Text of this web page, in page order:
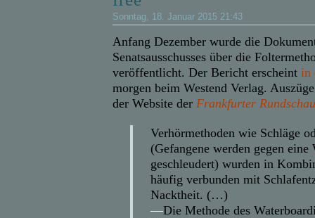
Sonntag, 18. Januar 2015 21:43
Anfang Dezember wurde die
Senatsausschusses über die
veröffentlicht. Der Bericht erscheint in
morgen beim Westend Verlag.
der Website der Frankfurter Rundschau
Verhörmethoden wie Schläge
(Gefangene werden gegen eine
geschleudert) wurden in
häufig verbunden mit
Nacktheit. (…)
—Die Methode des